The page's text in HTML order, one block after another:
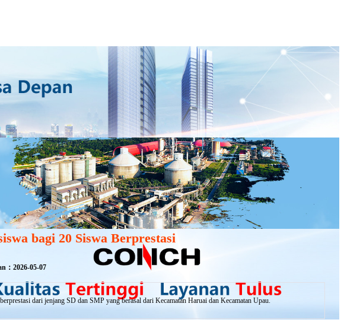
bagi 20 Siswa Berprestasi
：2026-05-07
dari jenjang SD dan SMP yang berasal dari Kecamatan Haruai dan Kecamatan Upau.